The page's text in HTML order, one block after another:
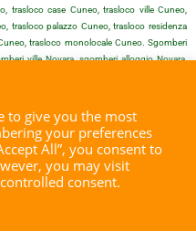
trasloco case Cuneo, trasloco ville Cuneo,
trasloco palazzo Cuneo, trasloco residenza
trasloco monolocale Cuneo. Sgomberi
ville Novara, sgomberi alloggio Novara,
monolocale Novara. Trasloco appartamenti
trasloco alloggio Novara, trasloco abitazione
Novara, trasloco domicilio Novara, trasloco
appartamenti Vercelli, sgomberi case Vercelli,
abitazione Vercelli, sgomberi palazzo
Vercelli, sgomberi villetta Vercelli, sgomberi
trasloco case Vercelli, trasloco ville Vercelli,
trasloco palazzo Vercelli, trasloco residenza
trasloco monolocale Vercelli.
to give you the most
your preferences
All”, you consent to
you may visit
consent.